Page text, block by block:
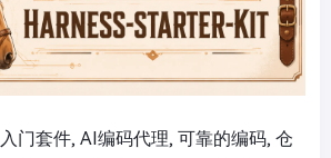
门套件, AI编码代理, 可靠的编码, 仓